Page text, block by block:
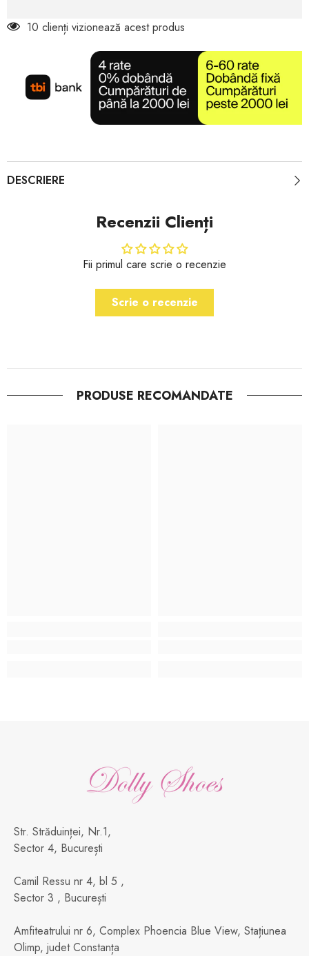
10 clienți vizionează acest produs
DESCRIERE
Recenzii Clienți
Fii primul care scrie o recenzie
Scrie o recenzie
PRODUSE RECOMANDATE
Str. Străduinței, Nr.1,
Sector 4, București
Camil Ressu nr 4, bl 5 ,
Sector 3 , București
Amfiteatrului nr 6, Complex Phoencia Blue View, Stațiunea
Olimp, judet Constanța